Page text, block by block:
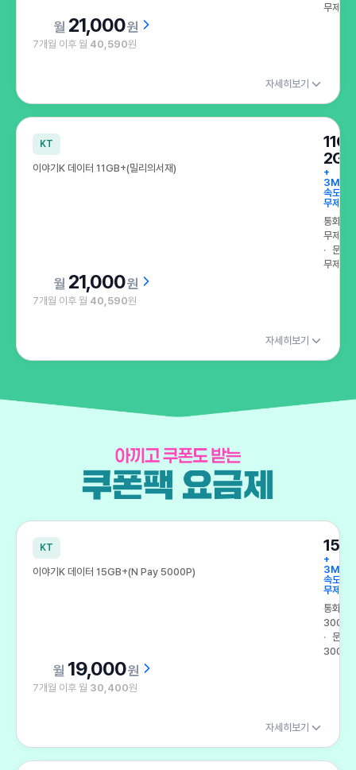
무제한
21,000원
7개월 이후 월 40,590원
자세히보기
KT
이야기K 데이터 11GB+(밀리의서재)
2GB
+
속도
무제한
통화
무제한
문자
무제한
21,000원
7개월 이후 월 40,590원
자세히보기
아끼고 쿠폰도 받는 쿠폰팩 요금제
KT
이야기K 데이터 15GB+(N Pay 5000P)
+
속도
무제한
통화
300분
문자
300건
19,000원
7개월 이후 월 30,400원
자세히보기